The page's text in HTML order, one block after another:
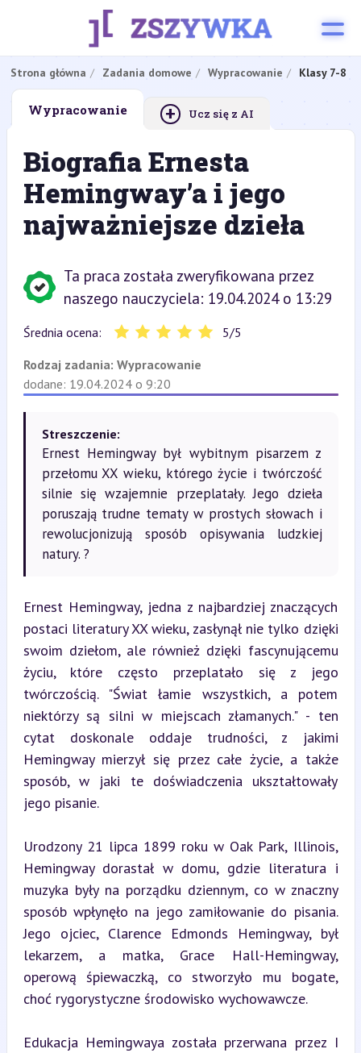
Strona główna Zadania domowe Wypracowanie Klasy 7-8
Wypracowanie + Ucz się z AI
Biografia Ernesta
Hemingway’a i jego
najważniejsze dzieła
Ta praca została zweryfikowana przez
naszego nauczyciela: 19.04.2024 o 13:29
Średnia ocena: 5/5
Rodzaj zadania: Wypracowanie
dodane: 19.04.2024 o 9:20
Streszczenie:
Ernest Hemingway był wybitnym pisarzem z
przełomu XX wieku, którego życie i twórczość
silnie się wzajemnie przeplatały. Jego dzieła
poruszają trudne tematy w prostych słowach i
rewolucjonizują sposób opisywania ludzkiej
natury. ?
Ernest Hemingway, jedna z najbardziej znaczących
postaci literatury XX wieku, zasłynął nie tylko dzięki
swoim dziełom, ale również dzięki fascynującemu
życiu, które często przeplatało się z jego
twórczością. "Świat łamie wszystkich, a potem
niektórzy są silni w miejscach złamanych." - ten
cytat doskonale oddaje trudności, z jakimi
Hemingway mierzył się przez całe życie, a także
sposób, w jaki te doświadczenia ukształtowały
jego pisanie.
Urodzony 21 lipca 1899 roku w Oak Park, Illinois,
Hemingway dorastał w domu, gdzie literatura i
muzyka były na porządku dziennym, co w znaczny
sposób wpłynęło na jego zamiłowanie do pisania.
Jego ojciec, Clarence Edmonds Hemingway, był
lekarzem, a matka, Grace Hall-Hemingway,
operową śpiewaczką, co stworzyło mu bogate,
choć rygorystyczne środowisko wychowawcze.
Edukacja Hemingwaya została przerwana przez I